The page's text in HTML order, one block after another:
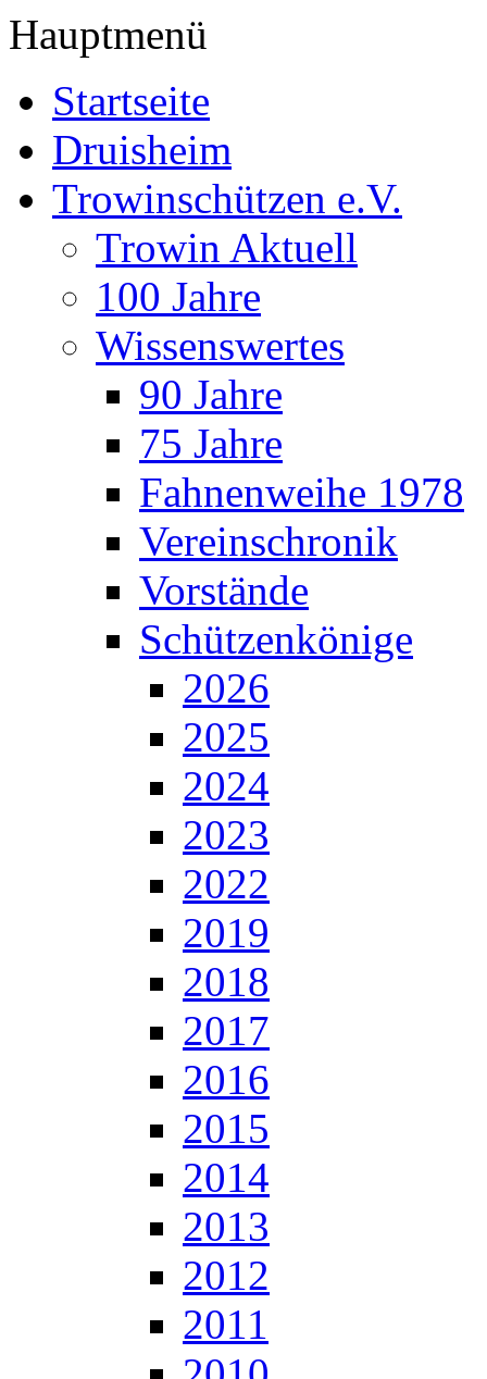
Hauptmenü
Startseite
Druisheim
Trowinschützen e.V.
Trowin Aktuell
100 Jahre
Wissenswertes
90 Jahre
75 Jahre
Fahnenweihe 1978
Vereinschronik
Vorstände
Schützenkönige
2026
2025
2024
2023
2022
2019
2018
2017
2016
2015
2014
2013
2012
2011